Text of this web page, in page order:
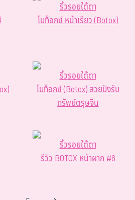
ริ้วรอยใต้ตา
โบท็อกซ์ หน้าเรียว (Botox)
ริ้วรอยใต้ตา
โบท็อกซ์ (Botox) สวยปังรับ
ทรัพย์ตรุษจีน
ริ้วรอยใต้ตา
รีวิว BOTOX หน้าผาก #6